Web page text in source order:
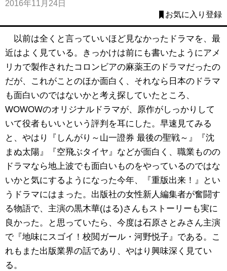
2016年11月24日
お気に入り登録
以前は全くと言っていいほど見なかったドラマを、最
近はよく見ている。きっかけは前にも書いたようにアメ
リカで製作されたコロンビアの麻薬王のドラマだったの
だが、これがことのほか面白く、それなら日本のドラマ
も面白いのではないかと考え探していたところ、
WOWOWのオリジナルドラマが、原作がしっかりして
いて役者もいいという評判を耳にした。早速見てみる
と、やはり『しんがり～山一證券 最後の聖戦～』『沈
まぬ太陽』『空飛ぶタイヤ』などが面白く、職業ものの
ドラマなら地上波でも面白いものをやっているのではな
いかと気にするようになった今年、『重版出来！』とい
うドラマにはまった。出版社の女性新人編集者が奮闘す
る物語で、主演の黒木華(はる)さんもストーリーも実に
良かった。と思っていたら、今度は石原さとみさん主演
で『地味にスゴイ！校閲ガール・河野悦子』である。こ
れもまた出版業界の話であり、やはり興味深く見てい
る。